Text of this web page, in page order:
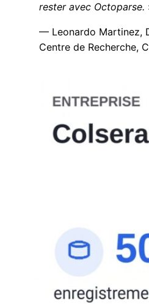
rester avec Octoparse.
— Leonardo Martinez,
Centre de Recherche,